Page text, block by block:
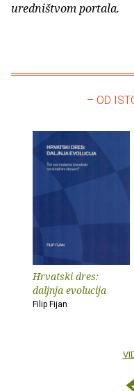
uredništvom portala.
– OD
Hrvatski dres:
daljnja evolucija
Filip Fijan